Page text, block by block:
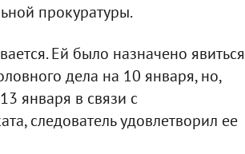
прокуратуры.
Ей было назначено явиться
дела на 10 января, но,
января в связи с
следователь удовлетворил ее